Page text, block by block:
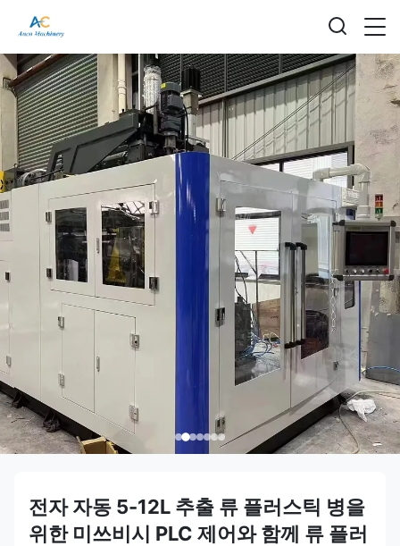
전자 자동 5-12L 추출 류 플러스틱 병을
위한 미쓰비시 PLC 제어와 함께 류 플러